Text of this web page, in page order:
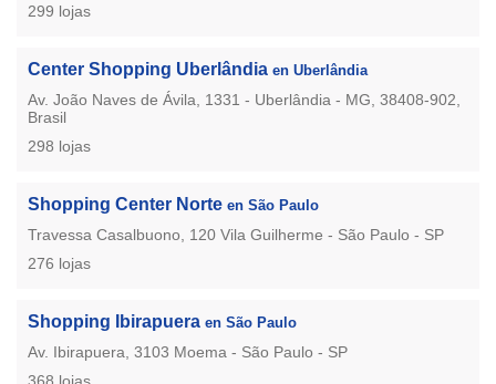
299 lojas
Center Shopping Uberlândia en Uberlândia
Av. João Naves de Ávila, 1331 - Uberlândia - MG, 38408-902,
Brasil
298 lojas
Shopping Center Norte en São Paulo
Travessa Casalbuono, 120 Vila Guilherme - São Paulo - SP
276 lojas
Shopping Ibirapuera en São Paulo
Av. Ibirapuera, 3103 Moema - São Paulo - SP
368 lojas